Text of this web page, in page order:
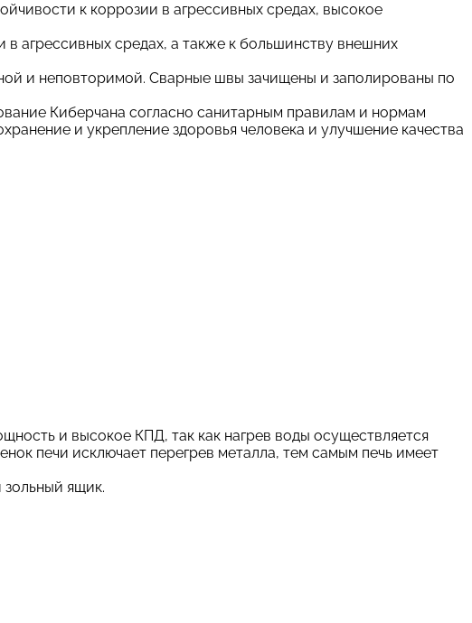
к коррозии в агрессивных средах, высокое
агрессивных средах, а также к большинству внешних
и неповторимой. Сварные швы зачищены и заполированы по
Киберчана согласно санитарным правилам и нормам
и укрепление здоровья человека и улучшение качества
и высокое КПД, так как нагрев воды осуществляется
печи исключает перегрев металла, тем самым печь имеет
ящик.